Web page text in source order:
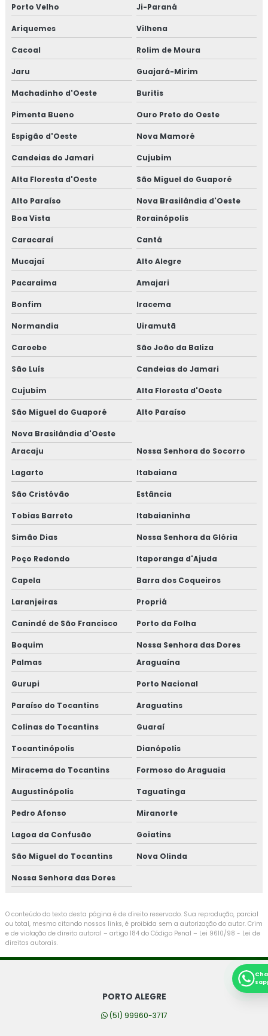
Porto Velho
Ji-Paraná
Ariquemes Vilhena
Cacoal Rolim de Moura
Jaru Guajará-Mirim
Machadinho d'Oeste Buritis
Pimenta Bueno Ouro Preto do Oeste
Espigão d'Oeste Nova Mamoré
Candeias do Jamari Cujubim
Alta Floresta d'Oeste São Miguel do Guaporé
Alto Paraíso
Nova Brasilândia d'Oeste
Boa Vista
Rorainópolis
Caracaraí Cantá
Mucajaí Alto Alegre
Pacaraima Amajari
Bonfim Iracema
Normandia Uiramutã
Caroebe São João da Baliza
São Luís Candeias do Jamari
Cujubim Alta Floresta d'Oeste
São Miguel do Guaporé Alto Paraíso
Nova Brasilândia d'Oeste
Aracaju
Nossa Senhora do Socorro
Lagarto Itabaiana
São Cristóvão Estância
Tobias Barreto Itabaianinha
Simão Dias Nossa Senhora da Glória
Poço Redondo Itaporanga d'Ajuda
Capela Barra dos Coqueiros
Laranjeiras Propriá
Canindé de São Francisco Porto da Folha
Boquim
Nossa Senhora das Dores
Palmas
Araguaína
Gurupi Porto Nacional
Paraíso do Tocantins Araguatins
Colinas do Tocantins Guaraí
Tocantinópolis Dianópolis
Miracema do Tocantins Formoso do Araguaia
Augustinópolis Taguatinga
Pedro Afonso Miranorte
Lagoa da Confusão Goiatins
São Miguel do Tocantins Nova Olinda
Nossa Senhora das Dores
O conteúdo do texto desta página é de direito reservado. Sua reprodução, parcial
ou total, mesmo citando nossos links, é proibida sem a autorização do autor. Crim
e de violação de direito autoral – artigo 184 do Código Penal – Lei 9610/98 - Lei de
direitos autorais.
PORTO ALEGRE
(51) 99960-3717